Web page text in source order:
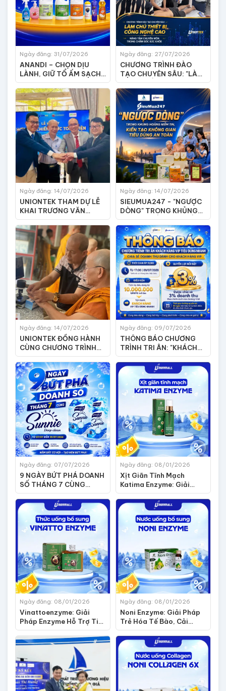
Ngày đăng: 31/07/2026
ANANDI – CHỌN DỊU
LÀNH, GIỮ TỔ ẤM SẠCH
THƠM
Ngày đăng: 27/07/2026
CHƯƠNG TRÌNH ĐÀO
TẠO CHUYÊN SÂU: "LÀM
CHỦ THIẾT BỊ CÔNG
NGHỆ CAO – NÂNG TẦM
CHUYÊN MÔN TRONG
CHĂM SÓC SỨC KHỎE"
Ngày đăng: 14/07/2026
UNIONTEK THAM DỰ LỄ
KHAI TRƯƠNG VĂN
PHÒNG ĐẠI DIỆN
FOHOWAY MIỀN NAM
Ngày đăng: 14/07/2026
SIEUMUA247 - "NGƯỢC
DÒNG" TRONG KHỦNG
HOẢNG NIỀM TIN, KIẾN
TẠO KHÔNG GIAN TIÊU
DÙNG AN TOÀN
Ngày đăng: 14/07/2026
UNIONTEK ĐỒNG HÀNH
CÙNG CHƯƠNG TRÌNH
CHĂM SÓC SỨC KHỎE
CỘNG ĐỒNG TẠI PHÁP
VIỆN THÁNH SƠN
Ngày đăng: 09/07/2026
THÔNG BÁO CHƯƠNG
TRÌNH TRI ÂN: "KHÁCH
HÀNG VIP TIÊU DÙNG
NHANH"
Ngày đăng: 07/07/2026
9 NGÀY BỨT PHÁ DOANH
SỐ THÁNG 7 CÙNG
SUNNIE DEEP CLEAN
Ngày đăng: 08/01/2026
Xịt Giãn Tĩnh Mạch
Katima Enzyme: Giải
Pháp Hỗ Trợ Giảm Nặng
Nề, Đau Rát Cho Đôi
Chân
Ngày đăng: 08/01/2026
Vinattoenzyme: Giải
Pháp Enzyme Hỗ Trợ Tim
Mạch, Giảm Nguy Cơ Tắc
Nghẽn Mạch Máu
Ngày đăng: 08/01/2026
Noni Enzyme: Giải Pháp
Trẻ Hóa Tế Bào, Cải
Thiện Lão Hóa Từ Sức
Mạnh Trái Nhàu Lên Men